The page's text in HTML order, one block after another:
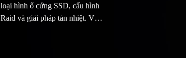
loại hình ổ cứng SSD, cấu hình
Raid và giải pháp tản nhiệt. Và